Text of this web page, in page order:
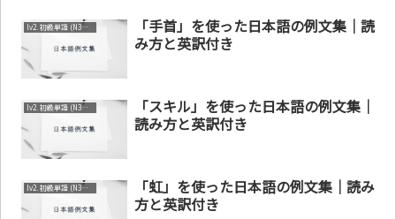
lv2. 初級単語 (N3～N4)
「手首」を使った日本語の例文集｜読
み方と英訳付き
lv2. 初級単語 (N3～N4)
「スキル」を使った日本語の例文集｜
読み方と英訳付き
lv2. 初級単語 (N3～N4)
「虹」を使った日本語の例文集｜読み
方と英訳付き